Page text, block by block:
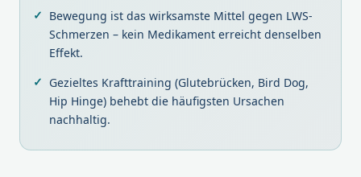
Bewegung ist das wirksamste Mittel gegen LWS-
Schmerzen – kein Medikament erreicht denselben
Effekt.
Gezieltes Krafttraining (Glutebrücken, Bird Dog,
Hip Hinge) behebt die häufigsten Ursachen
nachhaltig.